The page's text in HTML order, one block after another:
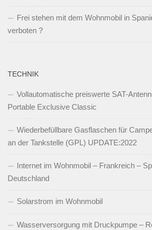
Frei stehen mit dem Wohnmobil in
verboten ?
TECHNIK
Vollautomatische preiswerte SAT-
Portable Exclusive Classic
Wiederbefüllbare Gasflaschen für
an der Tankstelle (GPL) UPDATE:2022
Internet im Wohnmobil – Frankreich –
Deutschland
Solarstrom im Wohnmobil
Wasserversorgung mit Druckpumpe –